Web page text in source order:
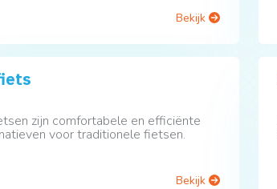
Bekijk
zijn comfortabele en efficiënte
voor traditionele fietsen.
Bekijk